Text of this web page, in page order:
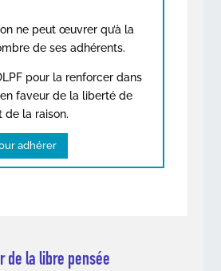
ne peut œuvrer qu’à la
de ses adhérents.
pour la renforcer dans
faveur de la liberté de
de la raison.
adhérer
de la libre pensée